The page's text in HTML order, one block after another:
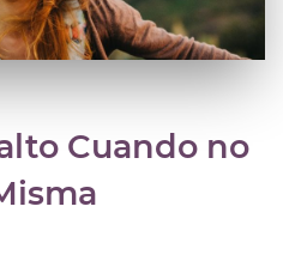
Cuando no